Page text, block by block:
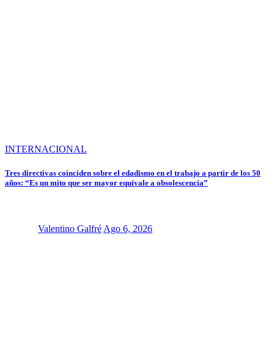
INTERNACIONAL
Tres directivas coinciden sobre el edadismo en el trabajo a partir de los 50
años: “Es un mito que ser mayor equivale a obsolescencia”
Valentino Galfré Ago 6, 2026